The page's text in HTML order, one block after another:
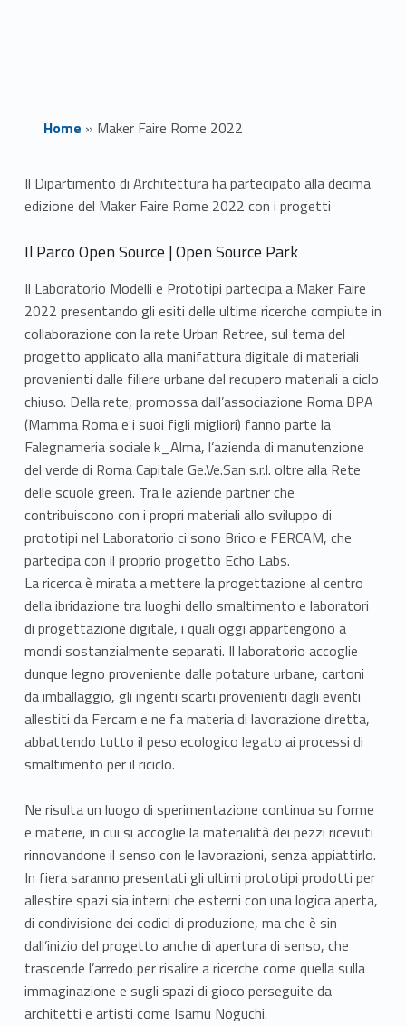
Home » Maker Faire Rome 2022
M
a
k
e
r
F
a
i
r
e
R
o
m
e
2
0
2
2
Il Dipartimento di Architettura ha partecipato alla decima
edizione del Maker Faire Rome 2022 con i progetti
Il Parco Open Source | Open Source Park
Il Laboratorio Modelli e Prototipi partecipa a Maker Faire
2022 presentando gli esiti delle ultime ricerche compiute in
collaborazione con la rete Urban Retree, sul tema del
progetto applicato alla manifattura digitale di materiali
provenienti dalle filiere urbane del recupero materiali a ciclo
chiuso. Della rete, promossa dall’associazione Roma BPA
(Mamma Roma e i suoi figli migliori) fanno parte la
Falegnameria sociale k_Alma, l’azienda di manutenzione
del verde di Roma Capitale Ge.Ve.San s.r.l. oltre alla Rete
delle scuole green. Tra le aziende partner che
contribuiscono con i propri materiali allo sviluppo di
prototipi nel Laboratorio ci sono Brico e FERCAM, che
partecipa con il proprio progetto Echo Labs.
La ricerca è mirata a mettere la progettazione al centro
della ibridazione tra luoghi dello smaltimento e laboratori
di progettazione digitale, i quali oggi appartengono a
mondi sostanzialmente separati. Il laboratorio accoglie
dunque legno proveniente dalle potature urbane, cartoni
da imballaggio, gli ingenti scarti provenienti dagli eventi
allestiti da Fercam e ne fa materia di lavorazione diretta,
abbattendo tutto il peso ecologico legato ai processi di
smaltimento per il riciclo.
Ne risulta un luogo di sperimentazione continua su forme
e materie, in cui si accoglie la materialità dei pezzi ricevuti
rinnovandone il senso con le lavorazioni, senza appiattirlo.
In fiera saranno presentati gli ultimi prototipi prodotti per
allestire spazi sia interni che esterni con una logica aperta,
di condivisione dei codici di produzione, ma che è sin
dall’inizio del progetto anche di apertura di senso, che
trascende l’arredo per risalire a ricerche come quella sulla
immaginazione e sugli spazi di gioco perseguite da
architetti e artisti come Isamu Noguchi.